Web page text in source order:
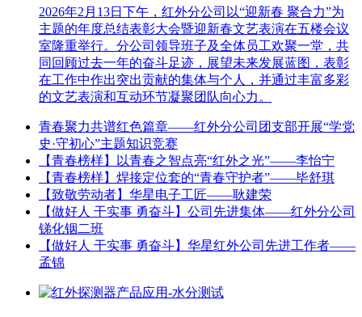
2026年2月13日下午，红外分公司以“迎新春 聚合力”为
主题的年度总结表彰大会暨迎新春文艺表演在五楼会议
室隆重举行。分公司领导班子及全体员工欢聚一堂，共
同回顾过去一年的奋斗足迹，展望未来发展蓝图，表彰
在工作中作出突出贡献的集体与个人，并通过丰富多彩
的文艺表演和互动环节凝聚团队向心力。
青春聚力共谱红色篇章——红外分公司团支部开展“学党
史·守初心”主题知识竞赛
【青春榜样】以青春之智点亮“红外之光”——李怡宁
【青春榜样】焊接定位套的“青春守护者”——毕舒琪
【致敬劳动者】华星电子工匠——耿建荣
【做好人 干实事 勇奋斗】公司先进集体——红外分公司
锑化铟二班
【做好人 干实事 勇奋斗】华星红外公司先进工作者——
孟锦